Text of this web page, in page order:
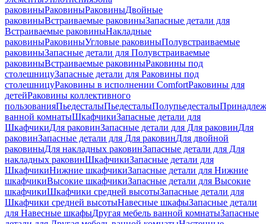
раковиныРаковиныРаковиныДвойные
раковиныВстраиваемые раковиныЗапасные детали для
Встраиваемые раковиныНакладные
раковиныРаковиныУгловые раковиныПолувстраиваемые
раковиныЗапасные детали для Полувстраиваемые
раковиныВстраиваемые раковиныРаковины под
столешницуЗапасные детали для Раковины под
столешницуРаковины в исполнении ComfortPаковины для
детейРаковины коллективного
пользованияПьедесталыПьедесталыПолупьедесталы
ванной комнатыШкафчикиЗапасные детали для
ШкафчикиДля раковинЗапасные детали для Для раковинДля
раковинЗапасные детали для Для раковинДля двойной
раковиныДля накладных pаковинЗапасные детали для Для
накладных pаковинШкафчикиЗапасные детали для
ШкафчикиНижние шкафчикиЗапасные детали для Нижние
шкафчикиВысокие шкафчикиЗапасные детали для Высокие
шкафчикиШкафчики средней высотыЗапасные детали для
Шкафчики средней высотыНавесные шкафыЗапасные детали
для Навесные шкафыДругая мебель ванной комнатыЗапасные